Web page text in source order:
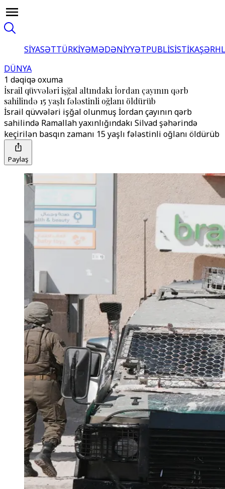
SİYASƏTTÜRKİYƏMƏDƏNİYYƏTPUBLİSİSTİKA
DÜNYA
1 dəqiqə oxuma
İsrail qüvvələri işğal altındakı İordan çayının qərb
sahilində 15 yaşlı fələstinli oğlanı öldürüb
İsrail qüvvələri işğal olunmuş İordan çayının qərb
sahilində Ramallah yaxınlığındakı Silvad şəhərində
keçirilən basqın zamanı 15 yaşlı fələstinli oğlanı öldürüb
Paylaş